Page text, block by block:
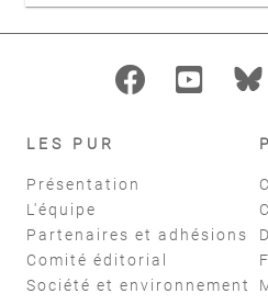
LES PUR
Présentation
L'équipe
Partenaires et adhésions
Comité éditorial
Société et environnement